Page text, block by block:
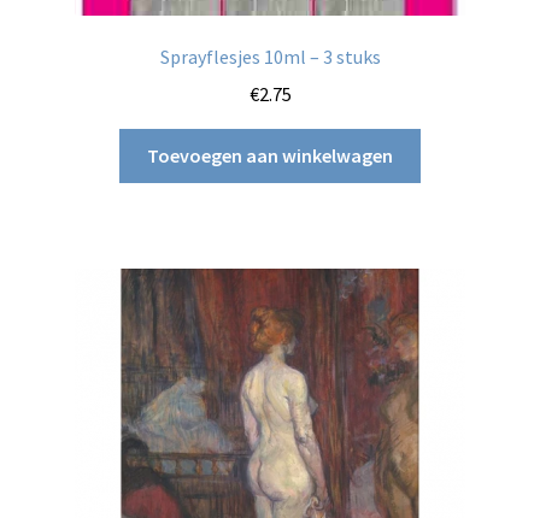
Sprayflesjes 10ml – 3 stuks
€2.75
Toevoegen aan winkelwagen